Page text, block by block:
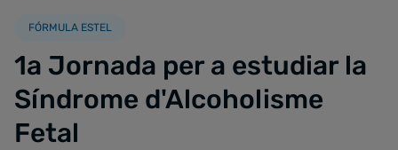
FÓRMULA ESTEL
1a Jornada per a estudiar la
Síndrome d'Alcoholisme
Fetal